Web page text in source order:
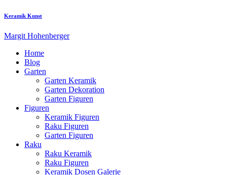
Keramik Kunst
Margit Hohenberger
Home
Blog
Garten
Garten Keramik
Garten Dekoration
Garten Figuren
Figuren
Keramik Figuren
Raku Figuren
Garten Figuren
Raku
Raku Keramik
Raku Figuren
Keramik Dosen Galerie